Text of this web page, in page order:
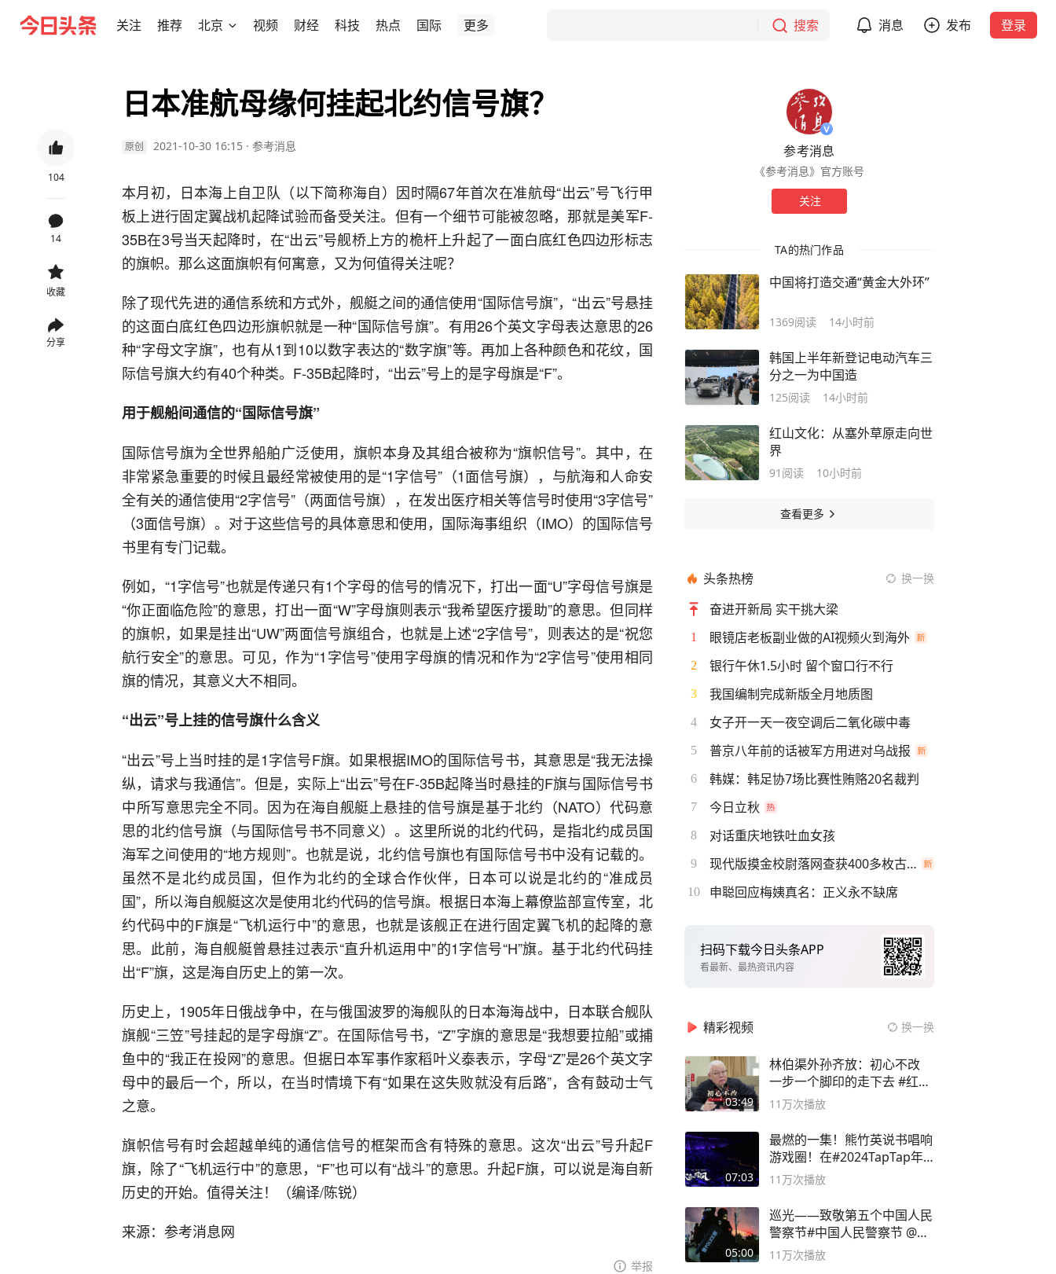
关注 推荐 北京 视频 财经 科技 热点 国际 更多 搜索 消息 发布 登录
104
14
收藏
分享
日本准航母缘何挂起北约信号旗？
原创 2021-10-30 16:15 · 参考消息
本月初，日本海上自卫队（以下简称海自）因时隔67年首次在准航母“出云”号飞行甲
板上进行固定翼战机起降试验而备受关注。但有一个细节可能被忽略，那就是美军F-
35B在3号当天起降时，在“出云”号舰桥上方的桅杆上升起了一面白底红色四边形标志
的旗帜。那么这面旗帜有何寓意，又为何值得关注呢？
除了现代先进的通信系统和方式外，舰艇之间的通信使用“国际信号旗”，“出云”号悬挂
的这面白底红色四边形旗帜就是一种“国际信号旗”。有用26个英文字母表达意思的26
种“字母文字旗”，也有从1到10以数字表达的“数字旗”等。再加上各种颜色和花纹，国
际信号旗大约有40个种类。F-35B起降时，“出云”号上的是字母旗是“F”。
用于舰船间通信的“国际信号旗”
国际信号旗为全世界船舶广泛使用，旗帜本身及其组合被称为“旗帜信号”。其中，在
非常紧急重要的时候且最经常被使用的是“1字信号”（1面信号旗），与航海和人命安
全有关的通信使用“2字信号”（两面信号旗），在发出医疗相关等信号时使用“3字信号”
（3面信号旗）。对于这些信号的具体意思和使用，国际海事组织（IMO）的国际信号
书里有专门记载。
例如，“1字信号”也就是传递只有1个字母的信号的情况下，打出一面“U”字母信号旗是
“你正面临危险”的意思，打出一面“W”字母旗则表示“我希望医疗援助”的意思。但同样
的旗帜，如果是挂出“UW”两面信号旗组合，也就是上述“2字信号”，则表达的是“祝您
航行安全”的意思。可见，作为“1字信号”使用字母旗的情况和作为“2字信号”使用相同
旗的情况，其意义大不相同。
“出云”号上挂的信号旗什么含义
“出云”号上当时挂的是1字信号F旗。如果根据IMO的国际信号书，其意思是“我无法操
纵，请求与我通信”。但是，实际上“出云”号在F-35B起降当时悬挂的F旗与国际信号书
中所写意思完全不同。因为在海自舰艇上悬挂的信号旗是基于北约（NATO）代码意
思的北约信号旗（与国际信号书不同意义）。这里所说的北约代码，是指北约成员国
海军之间使用的“地方规则”。也就是说，北约信号旗也有国际信号书中没有记载的。
虽然不是北约成员国，但作为北约的全球合作伙伴，日本可以说是北约的“准成员
国”，所以海自舰艇这次是使用北约代码的信号旗。根据日本海上幕僚监部宣传室，北
约代码中的F旗是“飞机运行中”的意思，也就是该舰正在进行固定翼飞机的起降的意
思。此前，海自舰艇曾悬挂过表示“直升机运用中”的1字信号“H”旗。基于北约代码挂
出“F”旗，这是海自历史上的第一次。
历史上，1905年日俄战争中，在与俄国波罗的海舰队的日本海海战中，日本联合舰队
旗舰“三笠”号挂起的是字母旗“Z”。在国际信号书，“Z”字旗的意思是“我想要拉船”或捕
鱼中的“我正在投网”的意思。但据日本军事作家稻叶义泰表示，字母“Z”是26个英文字
母中的最后一个，所以，在当时情境下有“如果在这失败就没有后路”，含有鼓动士气
之意。
旗帜信号有时会超越单纯的通信信号的框架而含有特殊的意思。这次“出云”号升起F
旗，除了“飞机运行中”的意思，“F”也可以有“战斗”的意思。升起F旗，可以说是海自新
历史的开始。值得关注！（编译/陈锐）
来源：参考消息网
举报
参考消息
《参考消息》官方账号
关注
TA的热门作品
中国将打造交通“黄金大外环”
1369阅读 14小时前
韩国上半年新登记电动汽车三
分之一为中国造
125阅读 14小时前
红山文化：从塞外草原走向世
界
91 阅读 10小时前
查看更多
头条热榜 换一换
奋进开新局 实干挑大梁
1 眼镜店老板副业做的AI视频火到海外
2 银行午休1.5小时 留个窗口行不行
3 我国编制完成新版全月地质图
4 女子开一天一夜空调后二氧化碳中毒
5 普京八年前的话被军方用进对乌战报
6 韩媒：韩足协7场比赛性贿赂20名裁判
7 今日立秋
8 对话重庆地铁吐血女孩
9 现代版摸金校尉落网查获400多枚古币
10 申聪回应梅姨真名：正义永不缺席
扫码下载今日头条APP
看最新、最热资讯内容
精彩视频 换一换
03:49
林伯渠外孙齐放：初心不改
一步一个脚印的走下去 #红船
论坛
11万次播放
07:03
最燃的一集！熊竹英说书唱响
游戏圈！在#2024TapTap年
度游戏大赏
11万次播放
05:00
巡光——致敬第五个中国人民
警察节#中国人民警察节 @抖
音小助手
11万次播放